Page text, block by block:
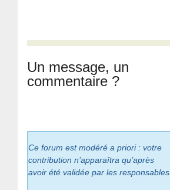
Un message, un
commentaire ?
Ce forum est modéré a priori : votre
contribution n’apparaîtra qu’après
avoir été validée par les responsables.